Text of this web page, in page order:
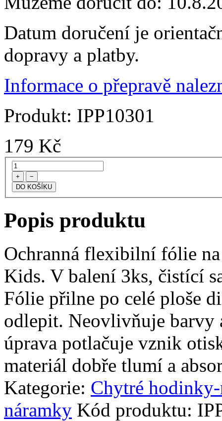
Datum doručení je
dopravy a platby.
Informace o přepravě
Produkt: IPP10301
179 Kč
+ −
Popis produktu
Ochranná flexibilní fólie
Kids. V balení 3ks, čistící
Fólie přilne po celé ploše
odlepit. Neovlivňuje barvy
úprava potlačuje vznik
materiál dobře tlumí a
Kategorie: Chytré
náramky Kód produktu: